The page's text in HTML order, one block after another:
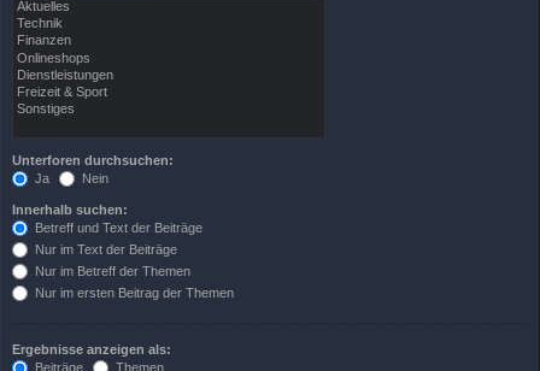
Unterforen durchsuchen:
Ja
Nein
Innerhalb suchen:
Betreff und Text der Beiträge
Nur im Text der Beiträge
Nur im Betreff der Themen
Nur im ersten Beitrag der Themen
Ergebnisse anzeigen als:
Beiträge
Themen